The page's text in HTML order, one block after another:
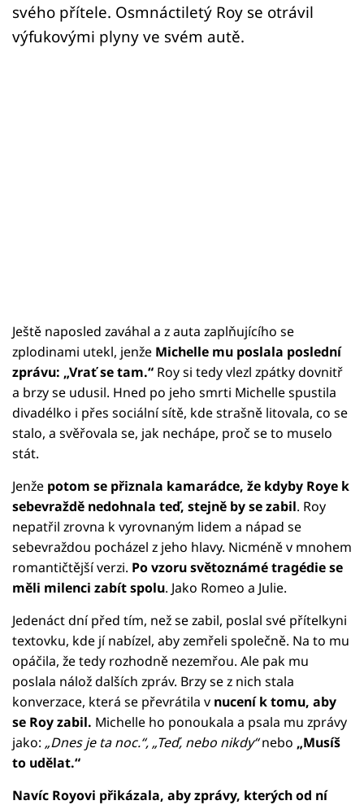
svého přítele. Osmnáctiletý Roy se otrávil
výfukovými plyny ve svém autě.
Ještě naposled zaváhal a z auta zaplňujícího se
zplodinami utekl, jenže Michelle mu poslala poslední
zprávu: „Vrať se tam.“ Roy si tedy vlezl zpátky dovnitř
a brzy se udusil. Hned po jeho smrti Michelle spustila
divadélko i přes sociální sítě, kde strašně litovala, co se
stalo, a svěřovala se, jak nechápe, proč se to muselo
stát.
Jenže potom se přiznala kamarádce, že kdyby Roye k
sebevraždě nedohnala teď, stejně by se zabil. Roy
nepatřil zrovna k vyrovnaným lidem a nápad se
sebevraždou pocházel z jeho hlavy. Nicméně v mnohem
romantičtější verzi. Po vzoru světoznámé tragédie se
měli milenci zabít spolu. Jako Romeo a Julie.
Jedenáct dní před tím, než se zabil, poslal své přítelkyni
textovku, kde jí nabízel, aby zemřeli společně. Na to mu
opáčila, že tedy rozhodně nezemřou. Ale pak mu
poslala nálož dalších zpráv. Brzy se z nich stala
konverzace, která se převrátila v nucení k tomu, aby
se Roy zabil. Michelle ho ponoukala a psala mu zprávy
jako: „Dnes je ta noc.“, „Teď, nebo nikdy“nebo „Musíš
to udělat.“
Navíc Royovi přikázala, aby zprávy, kterých od ní